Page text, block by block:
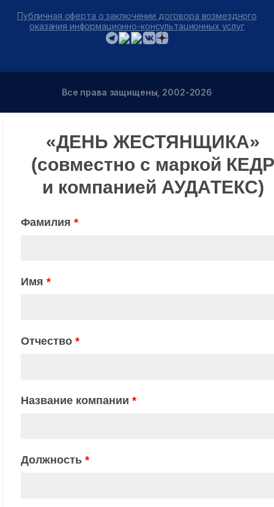
Публичная оферта о заключении договора возмездного
оказания информационно-консультационных услуг
Все права защищены, 2002-2026